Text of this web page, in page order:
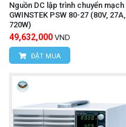
Nguồn DC lập trình chuyển mạch
GWINSTEK PSW 80-27 (80V, 27A,
720W)
49,632,000 VND
ĐẶT MUA